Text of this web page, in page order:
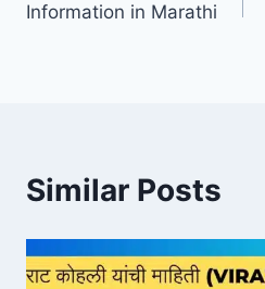
Information in Marathi
Similar Posts